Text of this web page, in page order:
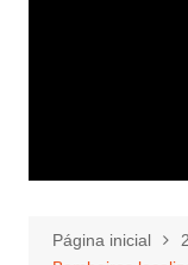
Página inicial